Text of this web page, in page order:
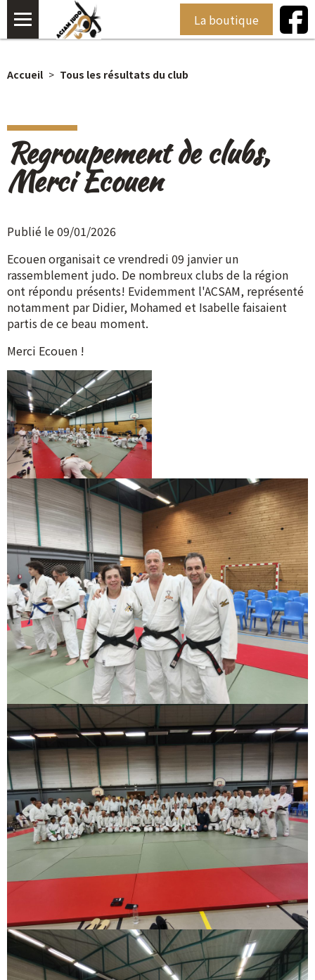
La boutique
Accueil Tous les résultats du club
Regroupement de clubs,
Merci Ecouen
Publié le 09/01/2026
Ecouen organisait ce vrendredi 09 janvier un
rassemblement judo. De nombreux clubs de la région
ont répondu présents! Evidemment l'ACSAM, représenté
notamment par Didier, Mohamed et Isabelle faisaient
partis de ce beau moment.
Merci Ecouen !